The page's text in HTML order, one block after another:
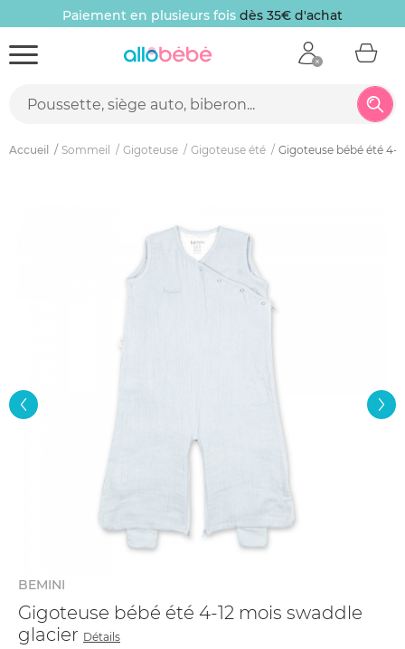
Paiement en plusieurs fois dès 35€ d'achat
Accueil Sommeil Gigoteuse Gigoteuse été Gigoteuse bébé été 4-
BEMINI
Gigoteuse bébé été 4-12 mois swaddle
glacier Détails